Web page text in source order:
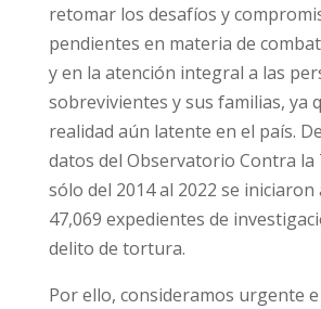
retomar los desafíos y
pendientes en materia de
y en la atención integral a las
sobrevivientes y sus familias, ya
realidad aún latente en el país.
datos del Observatorio Contra
sólo del 2014 al 2022 se
47,069 expedientes de
delito de tortura.
Por ello, consideramos urgente